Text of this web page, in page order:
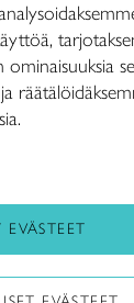
Taito-lehti:
ominaisuuksia
EVÄSTEET